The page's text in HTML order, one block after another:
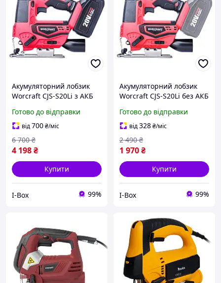
Акумуляторний лобзик
Worcraft CJS-S20Li з АКБ
підсвічування, 20В
Готово до відправки
від700₴/міс
4 198₴
6 700 ₴
Купити
I-Box 99%
Акумуляторний лобзик
Worcraft CJS-S20Li без АКБ
20В
Готово до відправки
від328₴/міс
1 970₴
2 490 ₴
Купити
I-Box 99%